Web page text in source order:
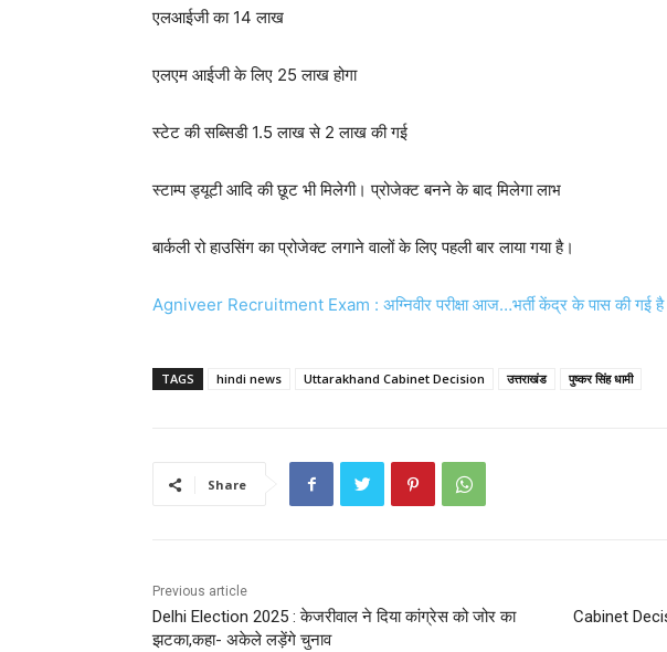
एलआईजी का 14 लाख
एलएम आईजी के लिए 25 लाख होगा
स्टेट की सब्सिडी 1.5 लाख से 2 लाख की गई
स्टाम्प ड्यूटी आदि की छूट भी मिलेगी। प्रोजेक्ट बनने के बाद मिलेगा लाभ
बार्कली रो हाउसिंग का प्रोजेक्ट लगाने वालों के लिए पहली बार लाया गया है।
Agniveer Recruitment Exam : अग्निवीर परीक्षा आज…भर्ती केंद्र के पास की गई है
TAGS hindi news Uttarakhand Cabinet Decision उत्तराखंड पुष्कर सिंह धामी
Share
Previous article
Delhi Election 2025 : केजरीवाल ने दिया कांग्रेस को जोर का
झटका,कहा- अकेले लड़ेंगे चुनाव
Cabinet